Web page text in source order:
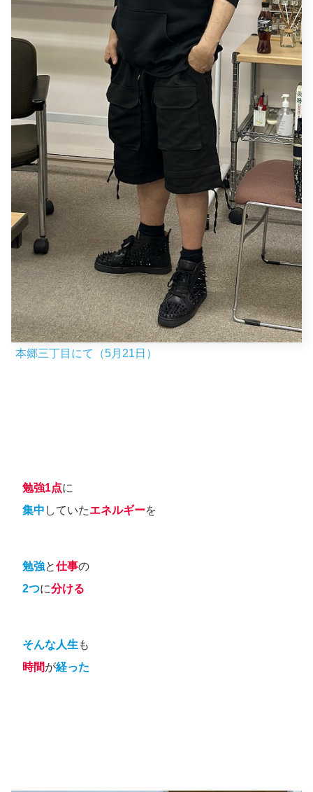
本郷三丁目にて（5月21日）
勉強1点に
集中 していたエネルギーを
勉強と仕事の
2つに分ける
そんな人生 も
時間が経った